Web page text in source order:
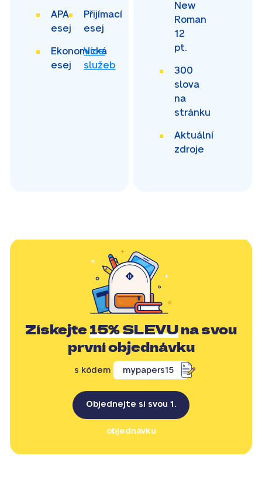
APA
esej
Přijímací
esej
Ekonomická
esej
Více
služeb
New
Roman
12
pt.
300
slova
na
stránku
Aktuální
zdroje
Získejte15% SLEVUna svou
první objednávku
s kódem mypapers15
Objednejte si svou 1.
objednávku